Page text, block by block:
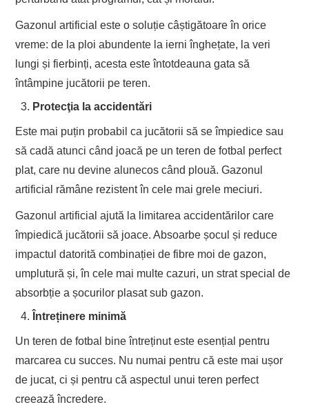
Gazonul artificial este o soluție câștigătoare în orice
vreme: de la ploi abundente la ierni înghețate, la veri
lungi și fierbinți, acesta este întotdeauna gata să
întâmpine jucătorii pe teren.
Protecţia la accidentări
Este mai puțin probabil ca jucătorii să se împiedice sau
să cadă atunci când joacă pe un teren de fotbal perfect
plat, care nu devine alunecos când plouă. Gazonul
artificial rămâne rezistent în cele mai grele meciuri.
Gazonul artificial ajută la limitarea accidentărilor care
împiedică jucătorii să joace. Absoarbe șocul și reduce
impactul datorită combinației de fibre moi de gazon,
umplutură și, în cele mai multe cazuri, un strat special de
absorbție a șocurilor plasat sub gazon.
Întreținere minimă
Un teren de fotbal bine întreținut este esențial pentru
marcarea cu succes. Nu numai pentru că este mai ușor
de jucat, ci și pentru că aspectul unui teren perfect
creează încredere.